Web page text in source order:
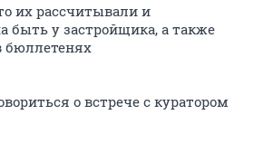
их рассчитывали и
у застройщика, а также
бюллетенях
о встрече с куратором